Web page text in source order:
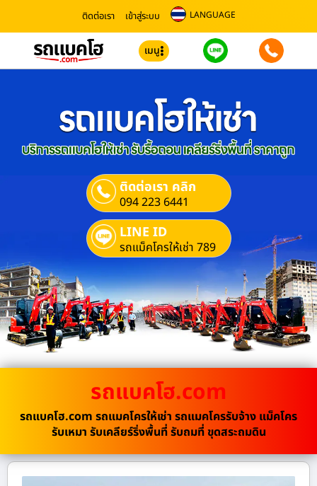
ติดต่อเรา เข้าสู่ระบบ LANGUAGE
เมนู
ติดต่อเรา คลิก
094 223 6441
LINE ID
รถแม็คโครให้เช่า 789
รถแบคโฮ.com
รถแบคโฮ.com รถแมคโครให้เช่า รถแมคโครรับจ้าง แม็คโคร
รับเหมา รับเคลียร์ริ่งพื้นที่ รับถมที่ ขุดสระถมดิน